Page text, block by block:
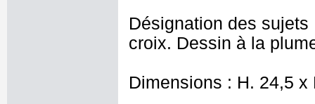
Désignation des
croix. Dessin à la
Dimensions : H. 24,5 x